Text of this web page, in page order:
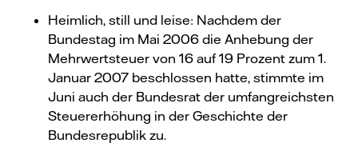
Heimlich, still und leise: Nachdem der
Bundestag im Mai 2006 die Anhebung der
Mehrwertsteuer von 16 auf 19 Prozent zum 1.
Januar 2007 beschlossen hatte, stimmte im
Juni auch der Bundesrat der umfangreichsten
Steuererhöhung in der Geschichte der
Bundesrepublik zu.